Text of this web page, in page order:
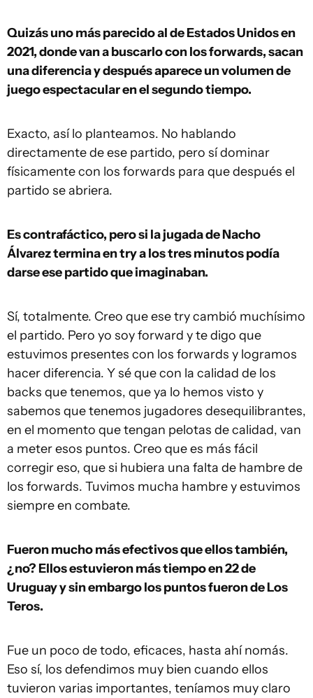
Quizás uno más parecido al de Estados Unidos en
2021, donde van a buscarlo con los forwards, sacan
una diferencia y después aparece un volumen de
juego espectacular en el segundo tiempo.
Exacto, así lo planteamos. No hablando
directamente de ese partido, pero sí dominar
físicamente con los forwards para que después el
partido se abriera.
Es contrafáctico, pero si la jugada de Nacho
Álvarez termina en try a los tres minutos podía
darse ese partido que imaginaban.
Sí, totalmente. Creo que ese try cambió muchísimo
el partido. Pero yo soy forward y te digo que
estuvimos presentes con los forwards y logramos
hacer diferencia. Y sé que con la calidad de los
backs que tenemos, que ya lo hemos visto y
sabemos que tenemos jugadores desequilibrantes,
en el momento que tengan pelotas de calidad, van
a meter esos puntos. Creo que es más fácil
corregir eso, que si hubiera una falta de hambre de
los forwards. Tuvimos mucha hambre y estuvimos
siempre en combate.
Fueron mucho más efectivos que ellos también,
¿no? Ellos estuvieron más tiempo en 22 de
Uruguay y sin embargo los puntos fueron de Los
Teros.
Fue un poco de todo, eficaces, hasta ahí nomás.
Eso sí, los defendimos muy bien cuando ellos
tuvieron varias importantes, teníamos muy claro